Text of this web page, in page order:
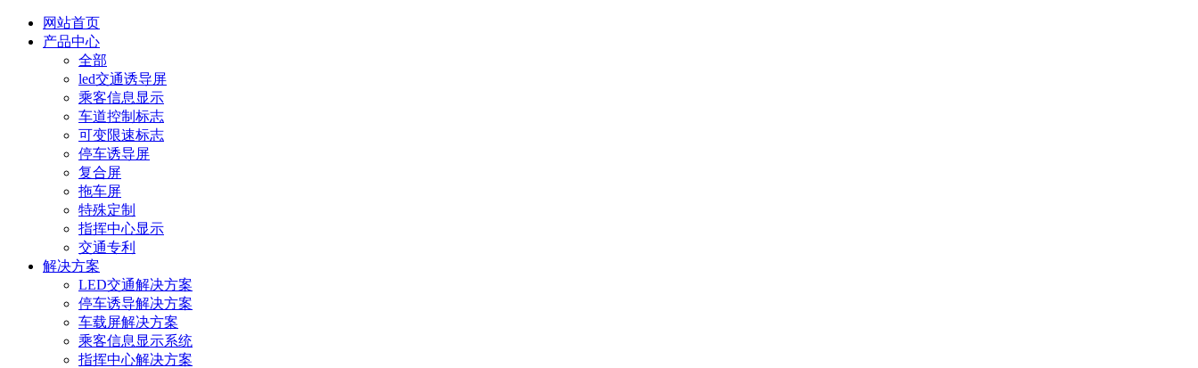
网站首页
产品中心
全部
led交通诱导屏
乘客信息显示
车道控制标志
可变限速标志
停车诱导屏
复合屏
拖车屏
特殊定制
指挥中心显示
交通专利
解决方案
LED交通解决方案
停车诱导解决方案
车载屏解决方案
乘客信息显示系统
指挥中心解决方案